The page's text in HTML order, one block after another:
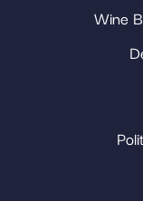
Wine